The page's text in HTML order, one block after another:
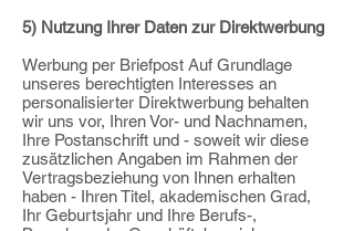
5) Nutzung Ihrer Daten zur Direktwerbung
Werbung per Briefpost Auf Grundlage
unseres berechtigten Interesses an
personalisierter Direktwerbung behalten
wir uns vor, Ihren Vor- und Nachnamen,
Ihre Postanschrift und - soweit wir diese
zusätzlichen Angaben im Rahmen der
Vertragsbeziehung von Ihnen erhalten
haben - Ihren Titel, akademischen Grad,
Ihr Geburtsjahr und Ihre Berufs-,